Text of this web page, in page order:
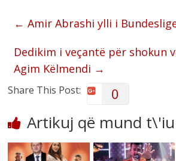
← Amir Abrashi ylli i
Dedikim i veçantë për shokun
Agim Këlmendi →
Share This Post: 0
Artikuj që mund